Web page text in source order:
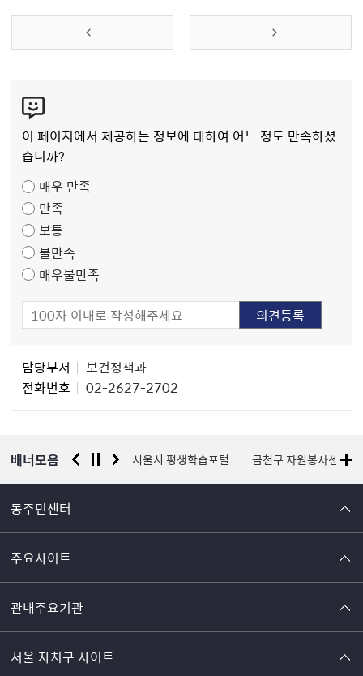
텐
츠
만
도
조
사
이 페이지에서 제공하는 정보에 대하여 어느 정도 만족하셨
습니까?
매우 만족
만족
보통
불만족
매우불만족
자
담당부서
보건정책과
전화번호
02-2627-2702
배너모음
경찰청 유실물 통합포털 서울시 평생학습포털 금천구 자원봉사센터
동주민센터
주요사이트
관내주요기관
서울 자치구 사이트